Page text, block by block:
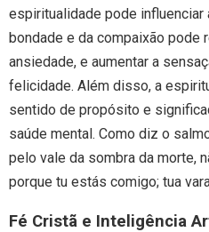
espiritualidade pode influenciar
bondade e da compaixão pode
ansiedade, e aumentar a
felicidade. Além disso, a
sentido de propósito e
saúde mental. Como diz o
pelo vale da sombra da morte,
porque tu estás comigo; tua
Fé Cristã e Inteligência